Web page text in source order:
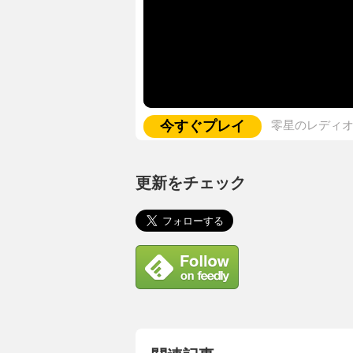
今すぐプレイ 零星のレディ
更新をチェック